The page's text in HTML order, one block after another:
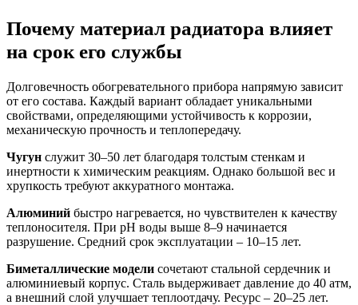
Почему материал радиатора влияет
на срок его службы
Долговечность обогревательного прибора напрямую зависит
от его состава. Каждый вариант обладает уникальными
свойствами, определяющими устойчивость к коррозии,
механическую прочность и теплопередачу.
Чугун служит 30–50 лет благодаря толстым стенкам и
инертности к химическим реакциям. Однако большой вес и
хрупкость требуют аккуратного монтажа.
Алюминий быстро нагревается, но чувствителен к качеству
теплоносителя. При pH воды выше 8–9 начинается
разрушение. Средний срок эксплуатации – 10–15 лет.
Биметаллические модели сочетают стальной сердечник и
алюминиевый корпус. Сталь выдерживает давление до 40 атм,
а внешний слой улучшает теплоотдачу. Ресурс – 20–25 лет.